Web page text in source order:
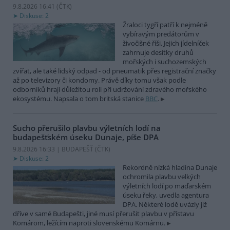
9.8.2026 16:41 (ČTK)
Diskuse: 2
Žraloci tygří patří k nejméně
vybíravým predátorům v
živočišné říši. Jejich jídelníček
zahrnuje desítky druhů
mořských i suchozemských
zvířat, ale také lidský odpad - od pneumatik přes registrační značky
až po televizory či kondomy. Právě díky tomu však podle
odborníků hrají důležitou roli při udržování zdravého mořského
ekosystému. Napsala o tom britská stanice BBC.
Sucho přerušilo plavbu výletních lodí na
budapešťském úseku Dunaje, píše DPA
9.8.2026 16:33 | BUDAPEŠŤ (ČTK)
Diskuse: 2
Rekordně nízká hladina Dunaje
ochromila plavbu velkých
výletních lodí po maďarském
úseku řeky, uvedla agentura
DPA. Některé lodě uvázly již
dříve v samé Budapešti, jiné musí přerušit plavbu v přístavu
Komárom, ležícím naproti slovenskému Komárnu.